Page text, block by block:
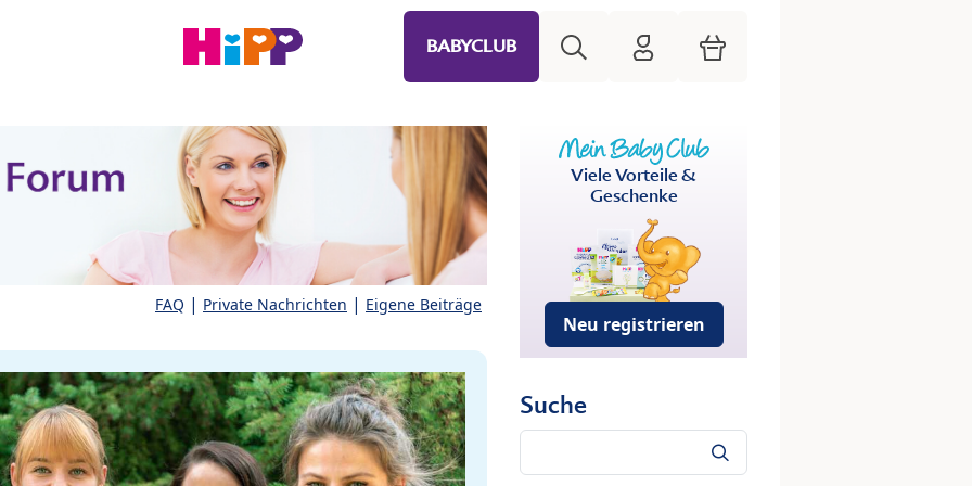
BABYCLUB HiPP Mein Babyclub
Warenkorb
FAQ | Private Nachrichten | Eigene Beiträge
Viele Vorteile &
Geschenke
Neu registrieren
Suche